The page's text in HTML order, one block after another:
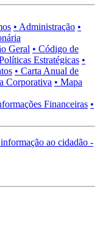
• Administração •
Geral • Código de
Estratégicas •
• Carta Anual de
Corporativa • Mapa
Financeiras •
ao cidadão -